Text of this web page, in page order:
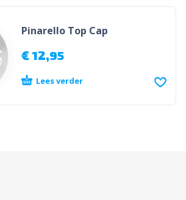
Pinarello Top Cap
€12,95
Lees verder